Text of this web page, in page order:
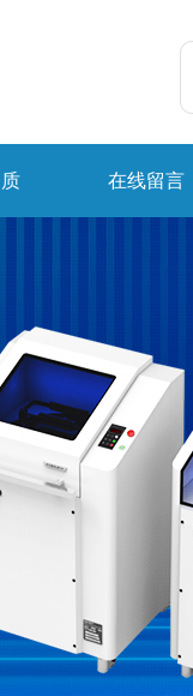
在线留言